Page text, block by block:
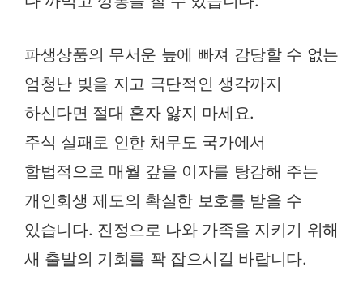
파생상품의 무서운 늪에 빠져 감당할 수 없는
엄청난 빚을 지고 극단적인 생각까지
하신다면 절대 혼자 앓지 마세요.
주식 실패로 인한 채무도 국가에서
합법적으로 매월 갚을 이자를 탕감해 주는
개인회생 제도의 확실한 보호를 받을 수
있습니다. 진정으로 나와 가족을 지키기 위해
새 출발의 기회를 꽉 잡으시길 바랍니다.